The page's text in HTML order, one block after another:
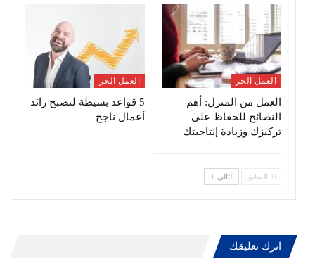
العمل الحر
العمل من المنزل: أهم
النصائح للحفاظ على
تركيزك وزيادة إنتاجيتك
العمل الحر
5 قواعد بسيطة لتصبح رائد
أعمال ناجح
السابق التالي
اترك تعليقك